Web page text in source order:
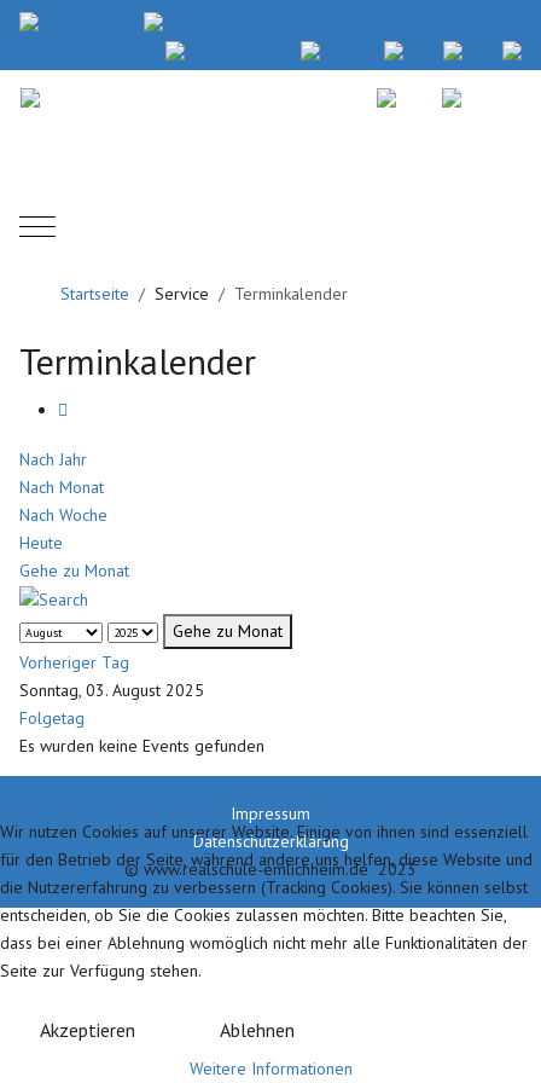
Mobile Menu Toggle
Startseite Service Terminkalender
Terminkalender
Nach Jahr
Nach Monat
Nach Woche
Heute
Gehe zu Monat
Gehe zu Monat
Vorheriger Tag
Sonntag, 03. August 2025
Folgetag
Es wurden keine Events gefunden
Impressum
Datenschutzerklärung
© www.realschule-emlichheim.de 2023
Wir nutzen Cookies auf unserer Website. Einige von ihnen sind essenziell
für den Betrieb der Seite, während andere uns helfen, diese Website und
die Nutzererfahrung zu verbessern (Tracking Cookies). Sie können selbst
entscheiden, ob Sie die Cookies zulassen möchten. Bitte beachten Sie,
dass bei einer Ablehnung womöglich nicht mehr alle Funktionalitäten der
Seite zur Verfügung stehen.
Akzeptieren Ablehnen
Weitere Informationen